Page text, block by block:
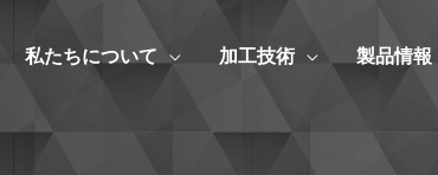
私たちについて 加工技術 製品情報